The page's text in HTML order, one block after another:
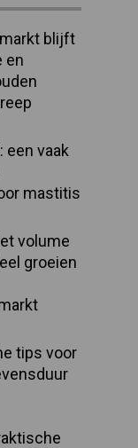
blijft
en
een vaak
mastitis
volume
groeien
tips voor